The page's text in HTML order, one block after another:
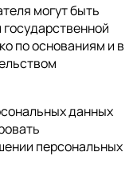
могут быть
по основаниям и в
данных
персональных